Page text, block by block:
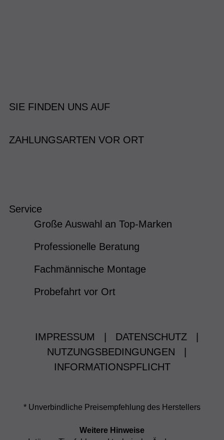
SIE FINDEN UNS AUF
ZAHLUNGSARTEN VOR ORT
Service
Große Auswahl an Top-Marken
Professionelle Beratung
Fachmännische Montage
Probefahrt vor Ort
IMPRESSUM DATENSCHUTZ
NUTZUNGSBEDINGUNGEN
INFORMATIONSPFLICHT
* Unverbindliche Preisempfehlung des Herstellers
Weitere Hinweise